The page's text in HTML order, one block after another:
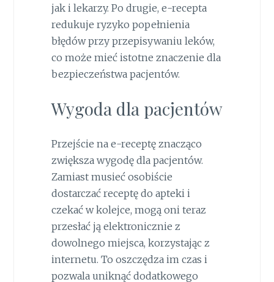
jak i lekarzy. Po drugie, e-recepta
redukuje ryzyko popełnienia
błędów przy przepisywaniu leków,
co może mieć istotne znaczenie dla
bezpieczeństwa pacjentów.
Wygoda dla pacjentów
Przejście na e-receptę znacząco
zwiększa wygodę dla pacjentów.
Zamiast musieć osobiście
dostarczać receptę do apteki i
czekać w kolejce, mogą oni teraz
przesłać ją elektronicznie z
dowolnego miejsca, korzystając z
internetu. To oszczędza im czas i
pozwala uniknąć dodatkowego